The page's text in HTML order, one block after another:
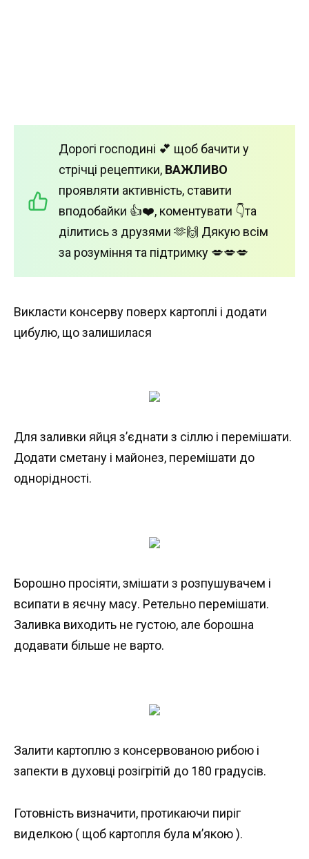
Дорогі господині 💕 щоб бачити у
стрічці рецептики, ВАЖЛИВО
проявляти активність, ставити
вподобайки 👍❤️, коментувати 👇та
ділитись з друзями 🫶🙌 Дякую всім
за розуміння та підтримку 💋💋💋
Викласти консерву поверх картоплі і додати
цибулю, що залишилася
Для заливки яйця з’єднати з сіллю і перемішати.
Додати сметану і майонез, перемішати до
однорідності.
Борошно просіяти, змішати з розпушувачем і
всипати в яєчну масу. Ретельно перемішати.
Заливка виходить не густою, але борошна
додавати більше не варто.
Залити картоплю з консервованою рибою і
запекти в духовці розігрітій до 180 градусів.
Готовність визначити, протикаючи пиріг
виделкою ( щоб картопля була м’якою ).